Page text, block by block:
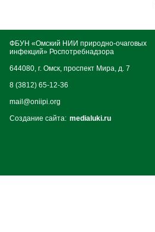
ФБУН «Омский НИИ природно-очаговых
инфекций» Роспотребнадзора
644080, г. Омск, проспект Мира, д. 7
8 (3812) 65-12-36
mail@oniipi.org
Создание сайта: medialuki.ru